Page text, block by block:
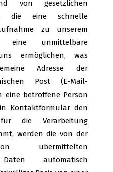
von gesetzlichen
die eine schnelle
zu unserem
eine unmittelbare
ermöglichen, was
Adresse der
Post (E-Mail-
eine betroffene Person
Kontaktformular den
die Verarbeitung
werden die von der
übermittelten
Daten automatisch